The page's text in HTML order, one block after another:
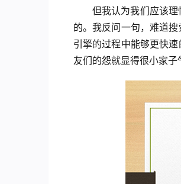
但我认为我们应该
的。我反问一句，难道
引擎的过程中能够更快
友们的怨就显得很小家子